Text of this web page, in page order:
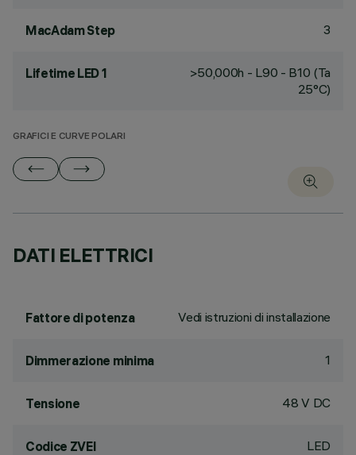
MacAdam Step 3
Lifetime LED 1
>50,000h - L90 - B10 (Ta
25°C)
GRAFICI E CURVE POLARI
DATI ELETTRICI
Fattore di potenza Vedi istruzioni di installazione
Dimmerazione minima 1
Tensione 48 V DC
Codice ZVEI LED